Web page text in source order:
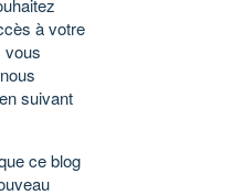
à votre
vous
suivant
ce blog